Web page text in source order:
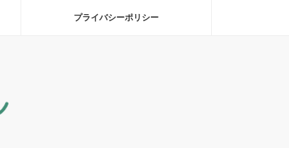
プライバシーポリシー